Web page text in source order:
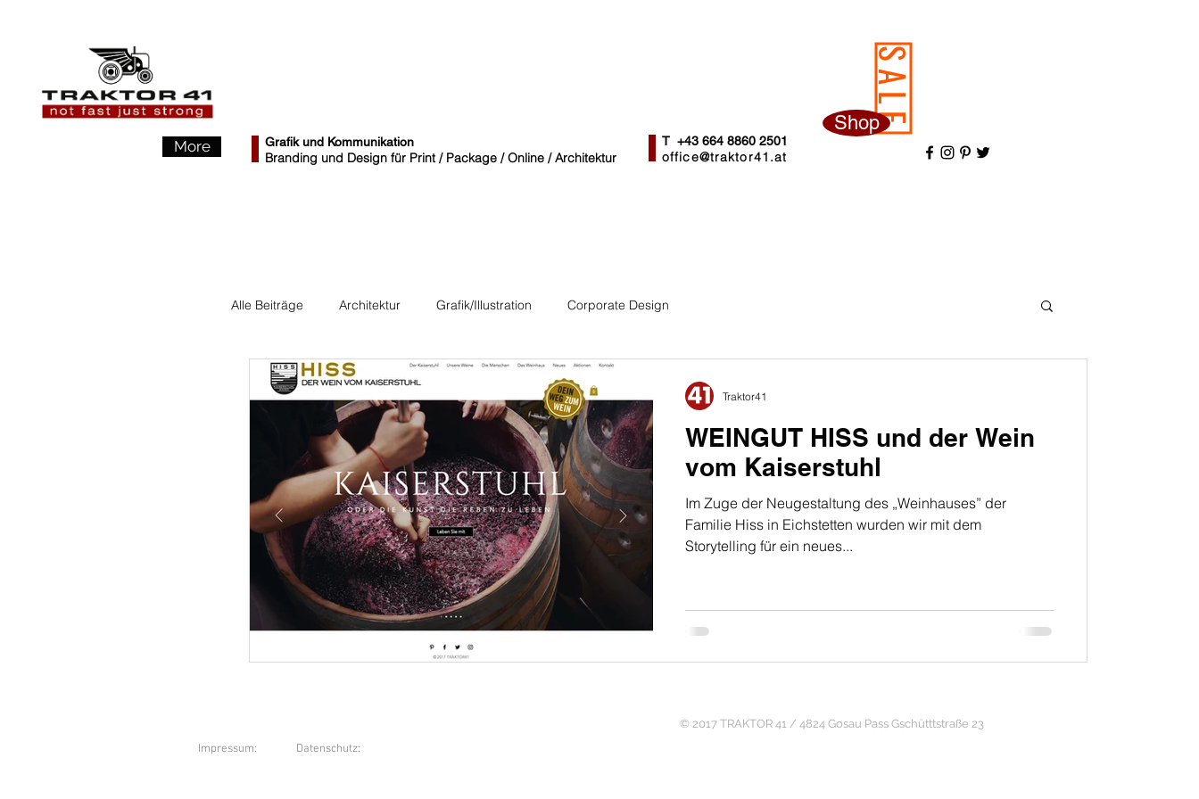
SALE
More Grafik und Kommunikation
Branding und Design für Print / Package / Online / Architektur
T +43 664 8860 2501
office@traktor41.at
Shop
Alle Beiträge Architektur Grafik/Illustration Corporate Design
WEINGUT HISS und der Wein
vom Kaiserstuhl
Im Zuge der Neugestaltung des „Weinhauses” der
Familie Hiss in Eichstetten wurden wir mit dem
Storytelling für ein neues...
Traktor41
Impressum: Datenschutz:
© 2017 TRAKTOR 41 / 4824 Gosau Pass Gschütttstraße 23